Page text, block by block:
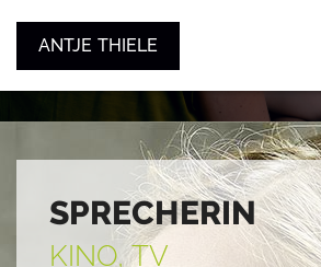
ANTJE THIELE
ZUM SHOWREEL
SPRECHERIN
KINO, TV